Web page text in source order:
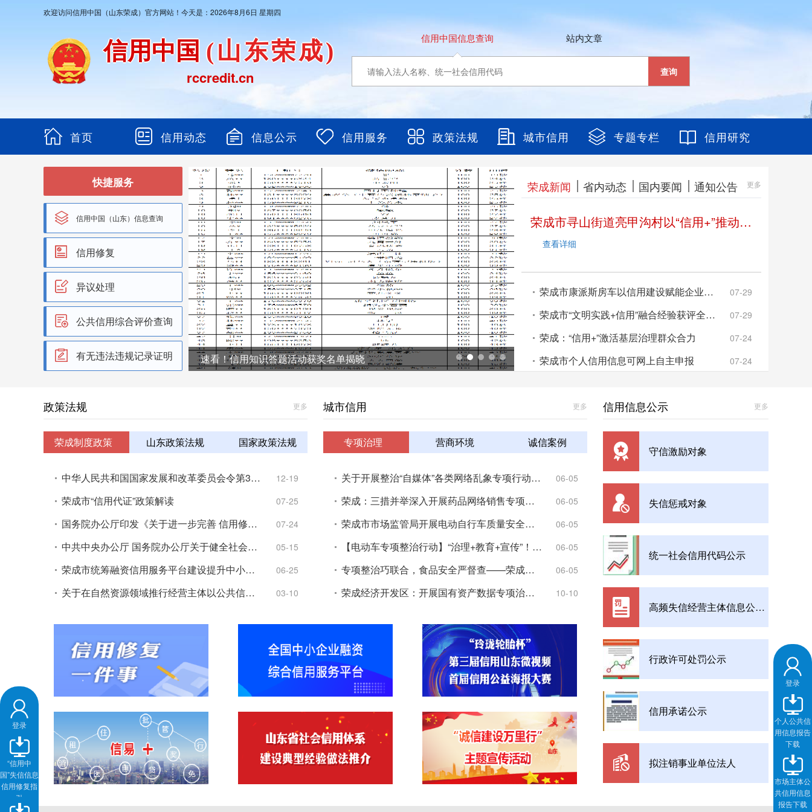
欢迎访问信用中国（山东荣成）官方网站！今天是：2026年8月6日 星期四
信用中国 (山东荣成)
rccredit.cn
信用中国信息查询 站内文章
查询
首页 信用动态 信息公示 信用服务 政策法规 城市信用 专题专栏 信用研究
快捷服务
信用中国（山东）信息查询
信用修复
异议处理
公共信用综合评价查询
有无违法违规记录证明
荣成市发展和改革局关于公布《荣成市自然人信用评价指标体系（2026版）》和《荣成市法人和非法人组织信用评价指标体系（2026版）》的通知 速看！信用知识答题活动获奖名单揭晓 荣成市召开2025年第四期美德信用新闻发布会
更多
荣成新闻 省内动态 国内要闻 通知公告
荣成市寻山街道亮甲沟村以“信用+”推动“基层治理新“格局”
查看详细
荣成市康派斯房车以信用建设赋能企业高质量发展 07-29
荣成市“文明实践+信用”融合经验获评全省优秀 07-29
荣成：“信用+”激活基层治理群众合力 07-24
荣成市个人信用信息可网上自主申报 07-24
政策法规 更多
荣成制度政策 山东政策法规 国家政策法规
中华人民共和国国家发展和改革委员会令第36号 12-19
荣成市“信用代证”政策解读 07-25
国务院办公厅印发《关于进一步完善 信用修复制度的实施方案》的通知 07-24
中共中央办公厅 国务院办公厅关于健全社会信用体系的意见 05-15
荣成市统筹融资信用服务平台建设提升中小微企业融资便利水平实施方案 06-25
关于在自然资源领域推行经营主体以公共信用报告代替无违法违规记录证明的实施方案 03-10
城市信用 更多
专项治理 营商环境 诚信案例
关于开展整治“自媒体”各类网络乱象专项行动的公告 06-05
荣成：三措并举深入开展药品网络销售专项整治 06-05
荣成市市场监管局开展电动自行车质量安全专项整治行动 06-05
【电动车专项整治行动】“治理+教育+宣传”！荣成公安交警紧盯“头”等大事！ 06-05
专项整治巧联合，食品安全严督查——荣成体校、特校、综合实践活动实验学校联盟校开展“互查互学”活动 06-05
荣成经济开发区：开展国有资产数据专项治理和数据核实工作 10-10
信用信息公示 更多
守信激励对象
失信惩戒对象
统一社会信用代码公示
高频失信经营主体信息公示专栏
行政许可处罚公示
信用承诺公示
拟注销事业单位法人
登录
个人公共信
用信息报告
下载
市场主体公
共信用信息
报告下载
登录
“信用中
国”失信信息
信用修复指
引